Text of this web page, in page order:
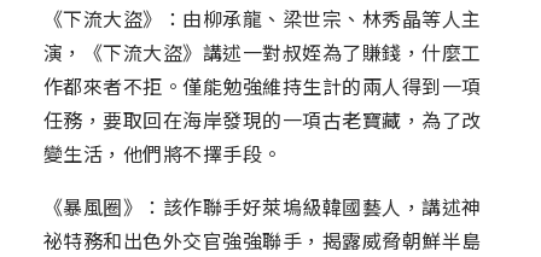
《下流大盜》：由柳承龍、梁世宗、林秀晶等人主
演，《下流大盜》講述一對叔姪為了賺錢，什麼工
作都來者不拒。僅能勉強維持生計的兩人得到一項
任務，要取回在海岸發現的一項古老寶藏，為了改
變生活，他們將不擇手段。
《暴風圈》：該作聯手好萊塢級韓國藝人，講述神
祕特務和出色外交官強強聯手，揭露威脅朝鮮半島